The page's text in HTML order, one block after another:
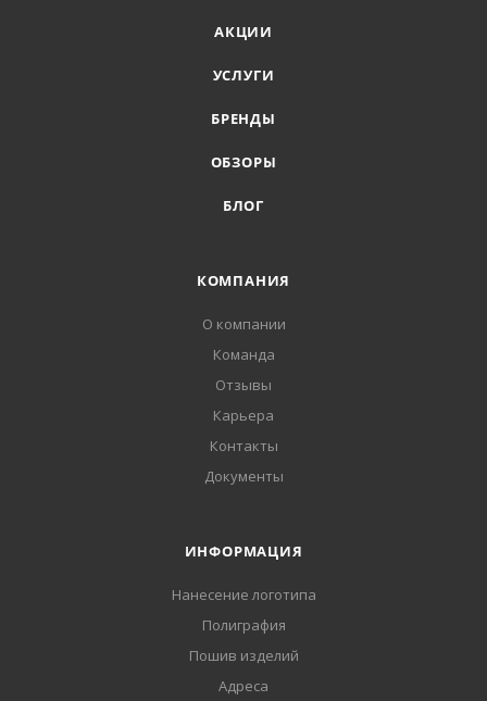
АКЦИИ
УСЛУГИ
БРЕНДЫ
ОБЗОРЫ
БЛОГ
КОМПАНИЯ
О компании
Команда
Отзывы
Карьера
Контакты
Документы
ИНФОРМАЦИЯ
Нанесение логотипа
Полиграфия
Пошив изделий
Адреса